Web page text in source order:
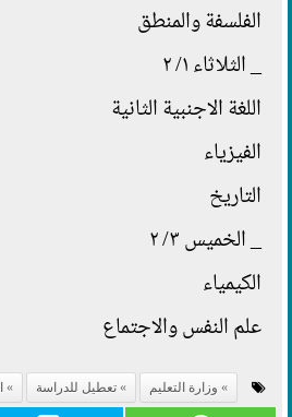
الفلسفة والمنطق
_ الثلاثاء ١/ ٢
اللغة الاجنبية الثانية
الفيزياء
التاريخ
_ الخميس ٣/ ٢
الكيمياء
علم النفس والاجتماع
وزارة التعليم تعطيل للدراسة